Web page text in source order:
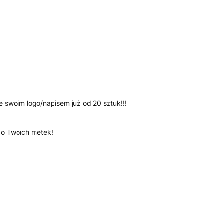
swoim logo/napisem już od 20 sztuk!!!
Twoich metek!